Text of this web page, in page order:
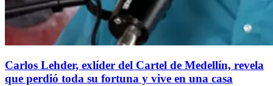
Carlos Lehder, exlíder del Cartel de Medellín, revela
que perdió toda su fortuna y vive en una casa